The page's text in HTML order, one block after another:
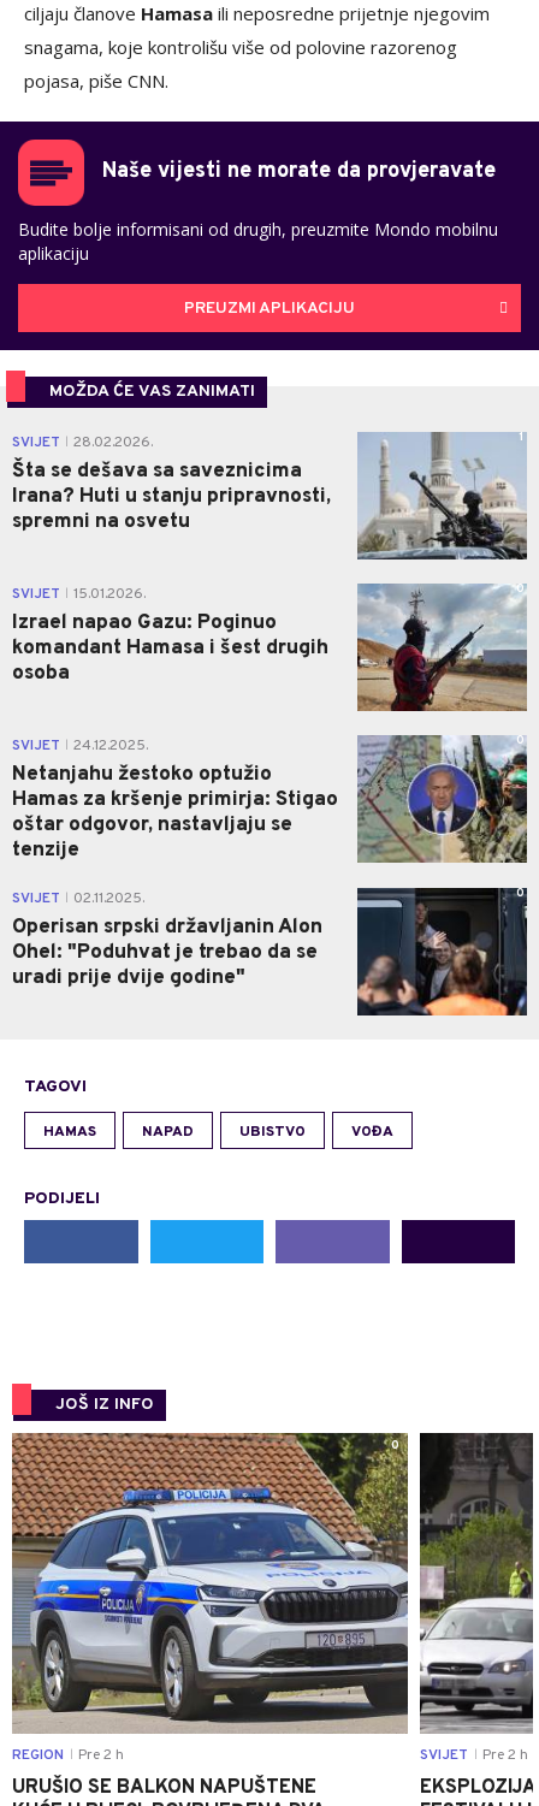
ciljaju članove Hamasa ili neposredne prijetnje njegovim
snagama, koje kontrolišu više od polovine razorenog
pojasa, piše CNN.
Naše vijesti ne morate da provjeravate
Budite bolje informisani od drugih, preuzmite Mondo mobilnu
aplikaciju
PREUZMI APLIKACIJU
MOŽDA ĆE VAS ZANIMATI
SVIJET 28.02.2026.
Šta se dešava sa saveznicima
Irana? Huti u stanju pripravnosti,
spremni na osvetu
1
SVIJET 15.01.2026.
Izrael napao Gazu: Poginuo
komandant Hamasa i šest drugih
osoba
0
SVIJET 24.12.2025.
Netanjahu žestoko optužio
Hamas za kršenje primirja: Stigao
oštar odgovor, nastavljaju se
tenzije
0
SVIJET 02.11.2025.
Operisan srpski državljanin Alon
Ohel: "Poduhvat je trebao da se
uradi prije dvije godine"
0
TAGOVI
HAMAS NAPAD UBISTVO VOĐA
PODIJELI
JOŠ IZ INFO
0
REGION Pre 2 h
URUŠIO SE BALKON NAPUŠTENE
SVIJET Pre 2 h